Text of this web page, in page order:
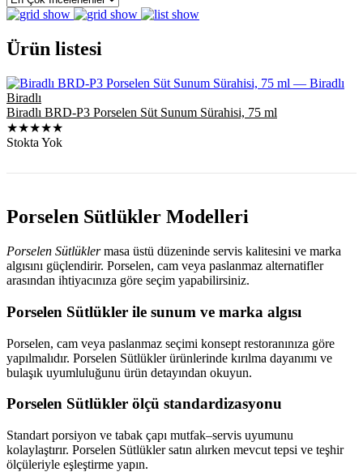
Ürün listesi
Biradlı
Biradlı BRD-P3 Porselen Süt Sunum Sürahisi, 75 ml
★★★★★
Stokta Yok
Porselen Sütlükler Modelleri
Porselen Sütlüklermasa üstü düzeninde servis kalitesini ve marka
algısını güçlendirir. Porselen, cam veya paslanmaz alternatifler
arasından ihtiyacınıza göre seçim yapabilirsiniz.
Porselen Sütlükler ile sunum ve marka algısı
Porselen, cam veya paslanmaz seçimi konsept restoranınıza göre
yapılmalıdır. Porselen Sütlükler ürünlerinde kırılma dayanımı ve
bulaşık uyumluluğunu ürün detayından okuyun.
Porselen Sütlükler ölçü standardizasyonu
Standart porsiyon ve tabak çapı mutfak–servis uyumunu
kolaylaştırır. Porselen Sütlükler satın alırken mevcut tepsi ve teşhir
ölçüleriyle eşleştirme yapın.